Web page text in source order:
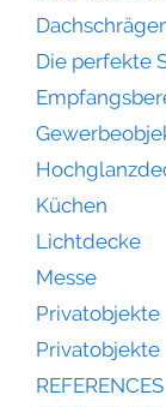
Die perfekte
Küchen
Lichtdecke
Messe
Privatobjekte
Privatobjekte
REFERENCES